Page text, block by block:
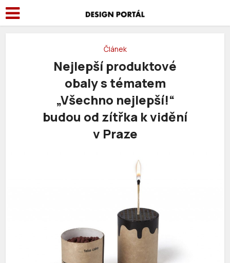
Článek
Nejlepší produktové
obaly s tématem
„Všechno nejlepší!“
budou od zítřka k vidění
v Praze